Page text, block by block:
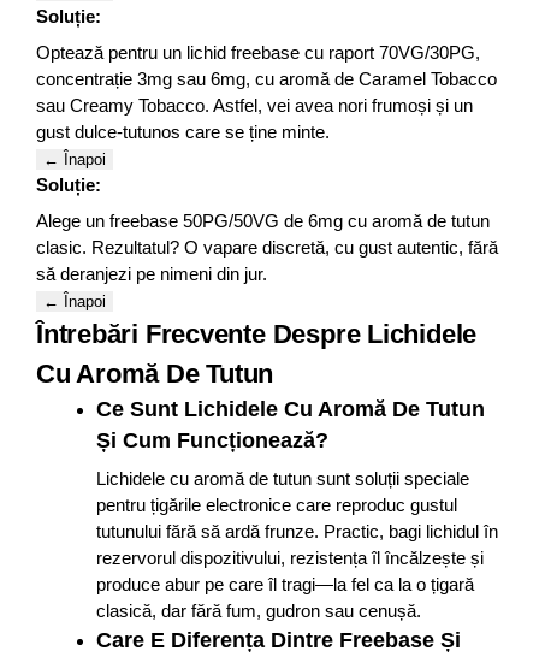
Soluție:
Optează pentru un lichid freebase cu raport 70VG/30PG,
concentrație 3mg sau 6mg, cu aromă de Caramel Tobacco
sau Creamy Tobacco. Astfel, vei avea nori frumoși și un
gust dulce-tutunos care se ține minte.
← Înapoi
Soluție:
Alege un freebase 50PG/50VG de 6mg cu aromă de tutun
clasic. Rezultatul? O vapare discretă, cu gust autentic, fără
să deranjezi pe nimeni din jur.
← Înapoi
Întrebări Frecvente Despre Lichidele
Cu Aromă De Tutun
Ce Sunt Lichidele Cu Aromă De Tutun
Și Cum Funcționează?
Lichidele cu aromă de tutun sunt soluții speciale
pentru țigările electronice care reproduc gustul
tutunului fără să ardă frunze. Practic, bagi lichidul în
rezervorul dispozitivului, rezistența îl încălzește și
produce abur pe care îl tragi—la fel ca la o țigară
clasică, dar fără fum, gudron sau cenușă.
Care E Diferența Dintre Freebase Și